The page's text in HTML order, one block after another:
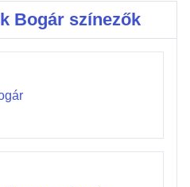
Bogár színezők